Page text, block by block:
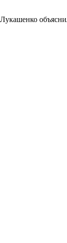
Лукашенко